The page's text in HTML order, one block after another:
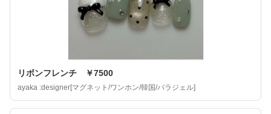
リボンフレンチ ￥7500
ayaka :designer[マグネット/ワンホン/韓国/パラジェル]